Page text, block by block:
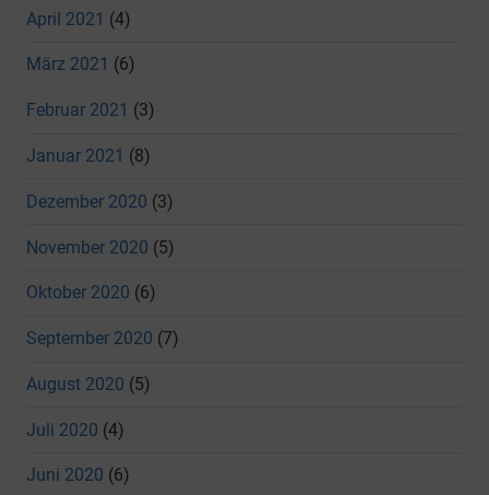
April 2021 (4)
März 2021 (6)
Februar 2021 (3)
Januar 2021 (8)
Dezember 2020 (3)
November 2020 (5)
Oktober 2020 (6)
September 2020 (7)
August 2020 (5)
Juli 2020 (4)
Juni 2020 (6)